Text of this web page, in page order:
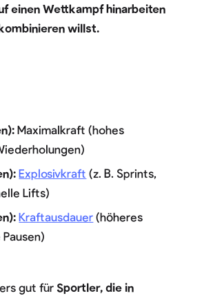
einen Wettkampf hinarbeiten
willst.
Maximalkraft (hohes
Explosivkraft (z. B. Sprints,
Lifts)
Kraftausdauer (höheres
gut für Sportler, die in